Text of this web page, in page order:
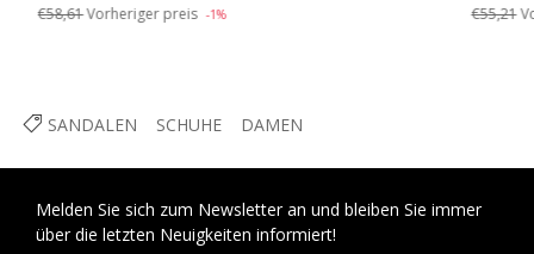
SANDALEN SCHUHE DAMEN
€58,61Vorheriger preis -1%
€55,21
Melden Sie sich zum Newsletter an und bleiben Sie immer
über die letzten Neuigkeiten informiert!